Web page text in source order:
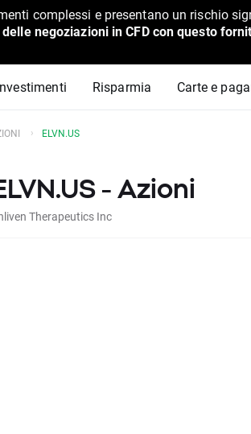
complessi e presentano un rischio
negoziazioni in CFD con questo
Risparmia Carte e
ELVN.US
- Azioni
Therapeutics Inc